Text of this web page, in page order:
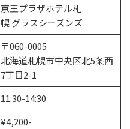
京王プラザホテル札
幌 グラスシーズンズ
〒060-0005
北海道札幌市中央区北5条西
7丁目2-1
11:30-14:30
¥4,200-